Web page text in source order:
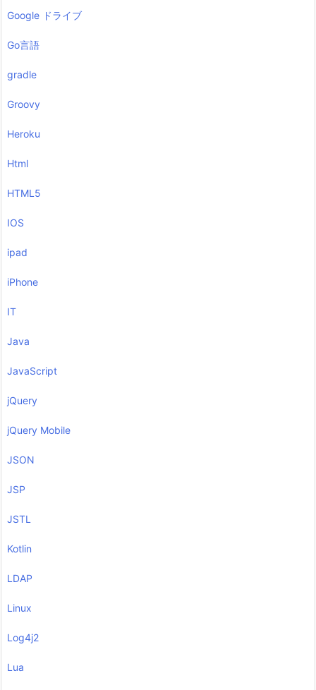
Google ドライブ
Go言語
gradle
Groovy
Heroku
Html
HTML5
IOS
ipad
iPhone
IT
Java
JavaScript
jQuery
jQuery Mobile
JSON
JSP
JSTL
Kotlin
LDAP
Linux
Log4j2
Lua